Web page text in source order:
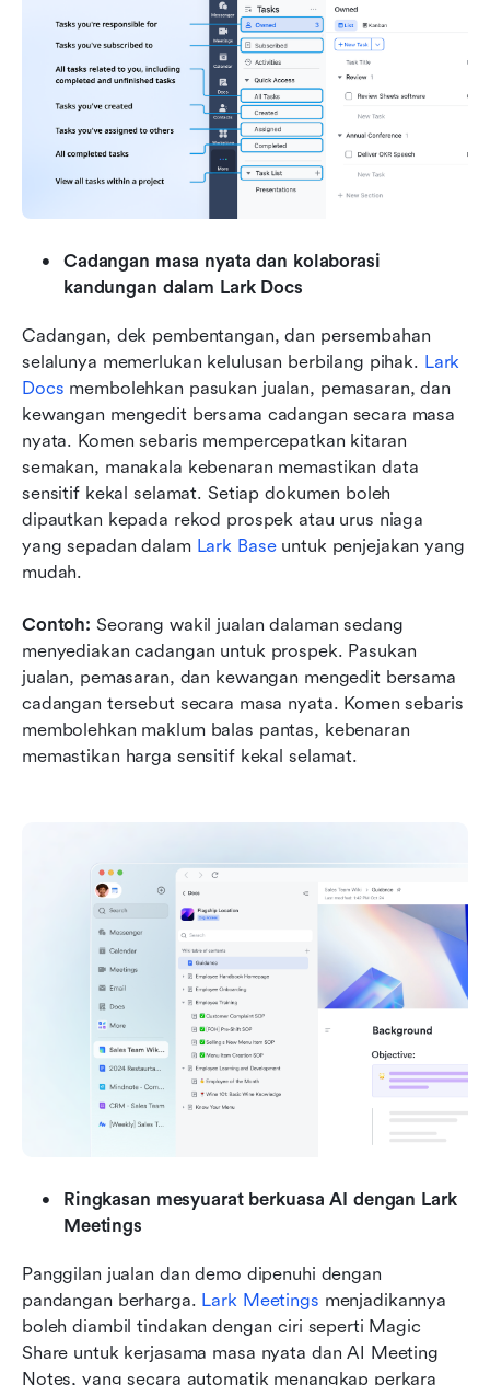
Cadangan masa nyata dan kolaborasi
kandungan dalam Lark Docs
Cadangan, dek pembentangan, dan persembahan
selalunya memerlukan kelulusan berbilang pihak. Lark
Docs membolehkan pasukan jualan, pemasaran, dan
kewangan mengedit bersama cadangan secara masa
nyata. Komen sebaris mempercepatkan kitaran
semakan, manakala kebenaran memastikan data
sensitif kekal selamat. Setiap dokumen boleh
dipautkan kepada rekod prospek atau urus niaga
yang sepadan dalam Lark Base untuk penjejakan yang
mudah.
Contoh: Seorang wakil jualan dalaman sedang
menyediakan cadangan untuk prospek. Pasukan
jualan, pemasaran, dan kewangan mengedit bersama
cadangan tersebut secara masa nyata. Komen sebaris
membolehkan maklum balas pantas, kebenaran
memastikan harga sensitif kekal selamat.
Ringkasan mesyuarat berkuasa AI dengan Lark
Meetings
Panggilan jualan dan demo dipenuhi dengan
pandangan berharga. Lark Meetings menjadikannya
boleh diambil tindakan dengan ciri seperti Magic
Share untuk kerjasama masa nyata dan AI Meeting
Notes, yang secara automatik menangkap perkara